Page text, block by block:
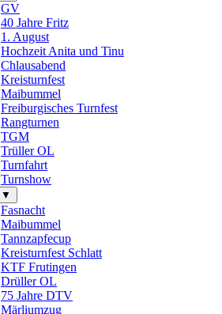
GV
40 Jahre Fritz
1. August
Hochzeit Anita und Tinu
Chlausabend
Kreisturnfest
Maibummel
Freiburgisches Turnfest
Rangturnen
TGM
Trüller OL
Turnfahrt
Turnshow
▼
Fasnacht
Maibummel
Tannzapfecup
Kreisturnfest Schlatt
KTF Frutingen
Drüller OL
75 Jahre DTV
Märliumzug